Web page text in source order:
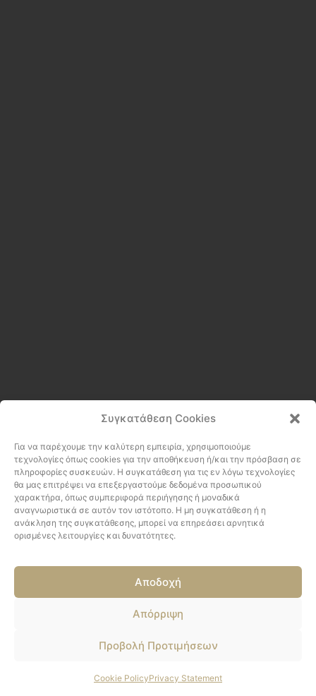
Συγκατάθεση Cookies
Για να παρέχουμε την καλύτερη εμπειρία, χρησιμοποιούμε
τεχνολογίες όπως cookies για την αποθήκευση ή/και την πρόσβαση σε
πληροφορίες συσκευών. Η συγκατάθεση για τις εν λόγω τεχνολογίες
θα μας επιτρέψει να επεξεργαστούμε δεδομένα προσωπικού
χαρακτήρα, όπως συμπεριφορά περιήγησης ή μοναδικά
αναγνωριστικά σε αυτόν τον ιστότοπο. Η μη συγκατάθεση ή η
ανάκληση της συγκατάθεσης, μπορεί να επηρεάσει αρνητικά
ορισμένες λειτουργίες και δυνατότητες.
Αποδοχή
Απόρριψη
Προβολή Προτιμήσεων
Cookie PolicyPrivacy Statement